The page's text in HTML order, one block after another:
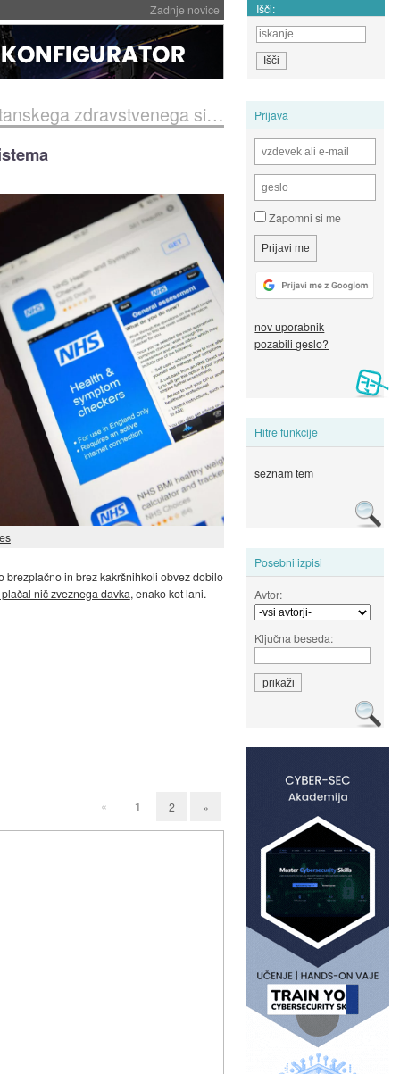
Zadnje novice Išči:
Prijava
Zapomni si me
nov uporabnik
pozabili geslo?
Hitre funkcije
seznam tem
Posebni izpisi
Avtor:
Ključna beseda:
zdravstvenega sistema
brezplačno in brez kakršnihkoli obvez dobilo
nič zveznega davka, enako kot lani.
« 1 2 »